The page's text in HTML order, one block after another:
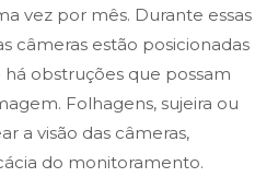
vez por mês. Durante essas
câmeras estão posicionadas
obstruções que possam
Folhagens, sujeira ou
a visão das câmeras,
do monitoramento.